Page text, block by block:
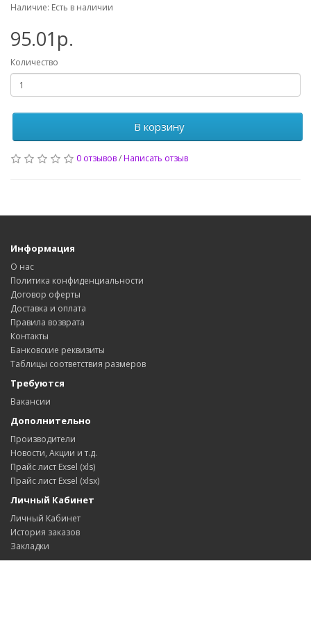
Наличие: Есть в наличии
95.01р.
Количество
В корзину
0 отзывов/Написать отзыв
Информация
О нас
Политика конфиденциальности
Договор оферты
Доставка и оплата
Правила возврата
Контакты
Банковские реквизиты
Таблицы соответствия размеров
Требуются
Вакансии
Дополнительно
Производители
Новости, Акции и т.д.
Прайс лист Exsel (xls)
Прайс лист Exsel (xlsx)
Личный Кабинет
Личный Кабинет
История заказов
Закладки